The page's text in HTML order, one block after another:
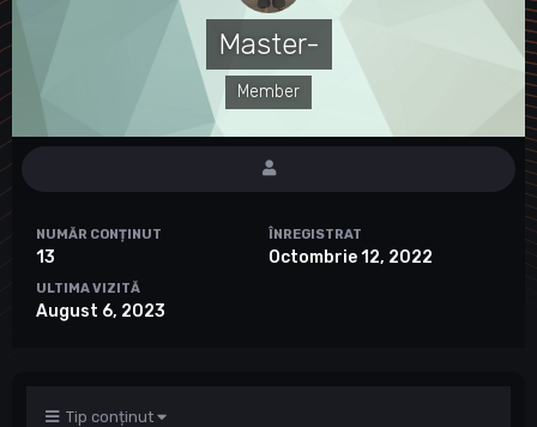
Master-
Member
NUMĂR CONȚINUT
13
ÎNREGISTRAT
Octombrie 12, 2022
ULTIMA VIZITĂ
August 6, 2023
Tip conținut